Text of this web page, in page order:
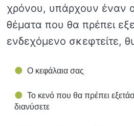
χρόνου, υπάρχουν έναν
θέματα που θα πρέπει
ενδεχόμενο σκεφτείτε,
Ο κεφάλαια σας
Το κενό που θα πρέπει
διανύσετε